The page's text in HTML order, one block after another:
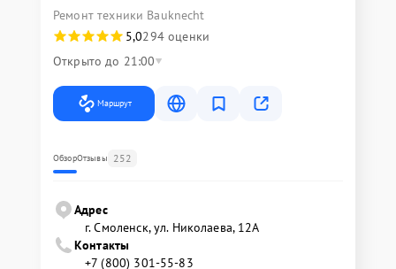
Ремонт техники Bauknecht
5,0294 оценки
Открыто до 21:00
Маршрут
ОбзорОтзывы 252
Адрес
г. Смоленск, ул. Николаева, 12А
Контакты
+7 (800) 301-55-83